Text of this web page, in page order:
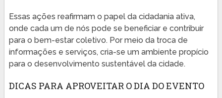
Essas ações reafirmam o papel da cidadania ativa,
onde cada um de nós pode se beneficiar e contribuir
para o bem-estar coletivo. Por meio da troca de
informações e serviços, cria-se um ambiente propício
para o desenvolvimento sustentável da cidade.
DICAS PARA APROVEITAR O DIA DO EVENTO